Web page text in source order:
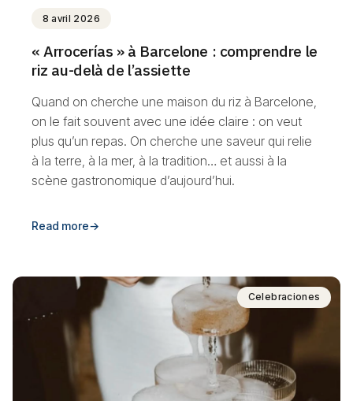
8 avril 2026
« Arrocerías » à Barcelone : comprendre le
riz au-delà de l’assiette
Quand on cherche une maison du riz à Barcelone,
on le fait souvent avec une idée claire : on veut
plus qu’un repas. On cherche une saveur qui relie
à la terre, à la mer, à la tradition… et aussi à la
scène gastronomique d’aujourd’hui.
Read more→
Celebraciones